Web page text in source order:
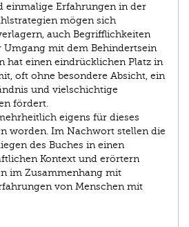
einmalige Erfahrungen in der
mögen sich
auch Begrifflichkeiten
Umgang mit dem Behindertsein
hat einen eindrücklichen Platz in
oft ohne besondere Absicht, ein
und vielschichtige
fördert.
eigens für dieses
worden. Im Nachwort stellen die
des Buches in einen
Kontext und erörtern
im Zusammenhang mit
von Menschen mit